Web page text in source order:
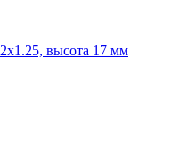
высота 17 мм